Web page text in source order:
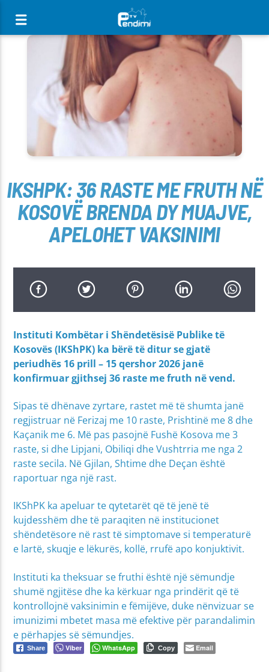
[There are no radio stations in the database]
IKSHPK: 36 RASTE ME FRUTH NË
KOSOVË BRENDA DY MUAJVE,
APELOHET VAKSINIMI
Instituti Kombëtar i Shëndetësisë Publike të
Kosovës (IKShPK) ka bërë të ditur se gjatë
periudhës 16 prill – 15 qershor 2026 janë
konfirmuar gjithsej 36 raste me fruth në vend.
Sipas të dhënave zyrtare, rastet më të shumta janë
regjistruar në Ferizaj me 10 raste, Prishtinë me 8 dhe
Kaçanik me 6. Më pas pasojnë Fushë Kosova me 3
raste, si dhe Lipjani, Obiliqi dhe Vushtrria me nga 2
raste secila. Në Gjilan, Shtime dhe Deçan është
raportuar nga një rast.
IKShPK ka apeluar te qytetarët që të jenë të
kujdesshëm dhe të paraqiten në institucionet
shëndetësore në rast të simptomave si temperaturë
e lartë, skuqje e lëkurës, kollë, rrufë apo konjuktivit.
Instituti ka theksuar se fruthi është një sëmundje
shumë ngjitëse dhe ka kërkuar nga prindërit që të
kontrollojnë vaksinimin e fëmijëve, duke nënvizuar se
imunizimi mbetet masa më efektive për parandalimin
e përhapjes së sëmundjes.
Share Viber WhatsApp Copy Email